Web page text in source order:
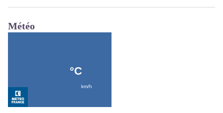
Météo